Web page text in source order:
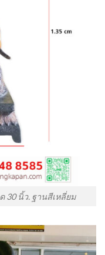
30 นิ้ว. ฐานสีเหลี่ยม